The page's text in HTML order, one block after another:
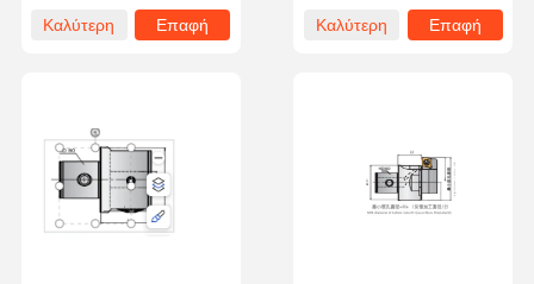
Καλύτερη
Επαφή
Καλύτερη
Επαφή